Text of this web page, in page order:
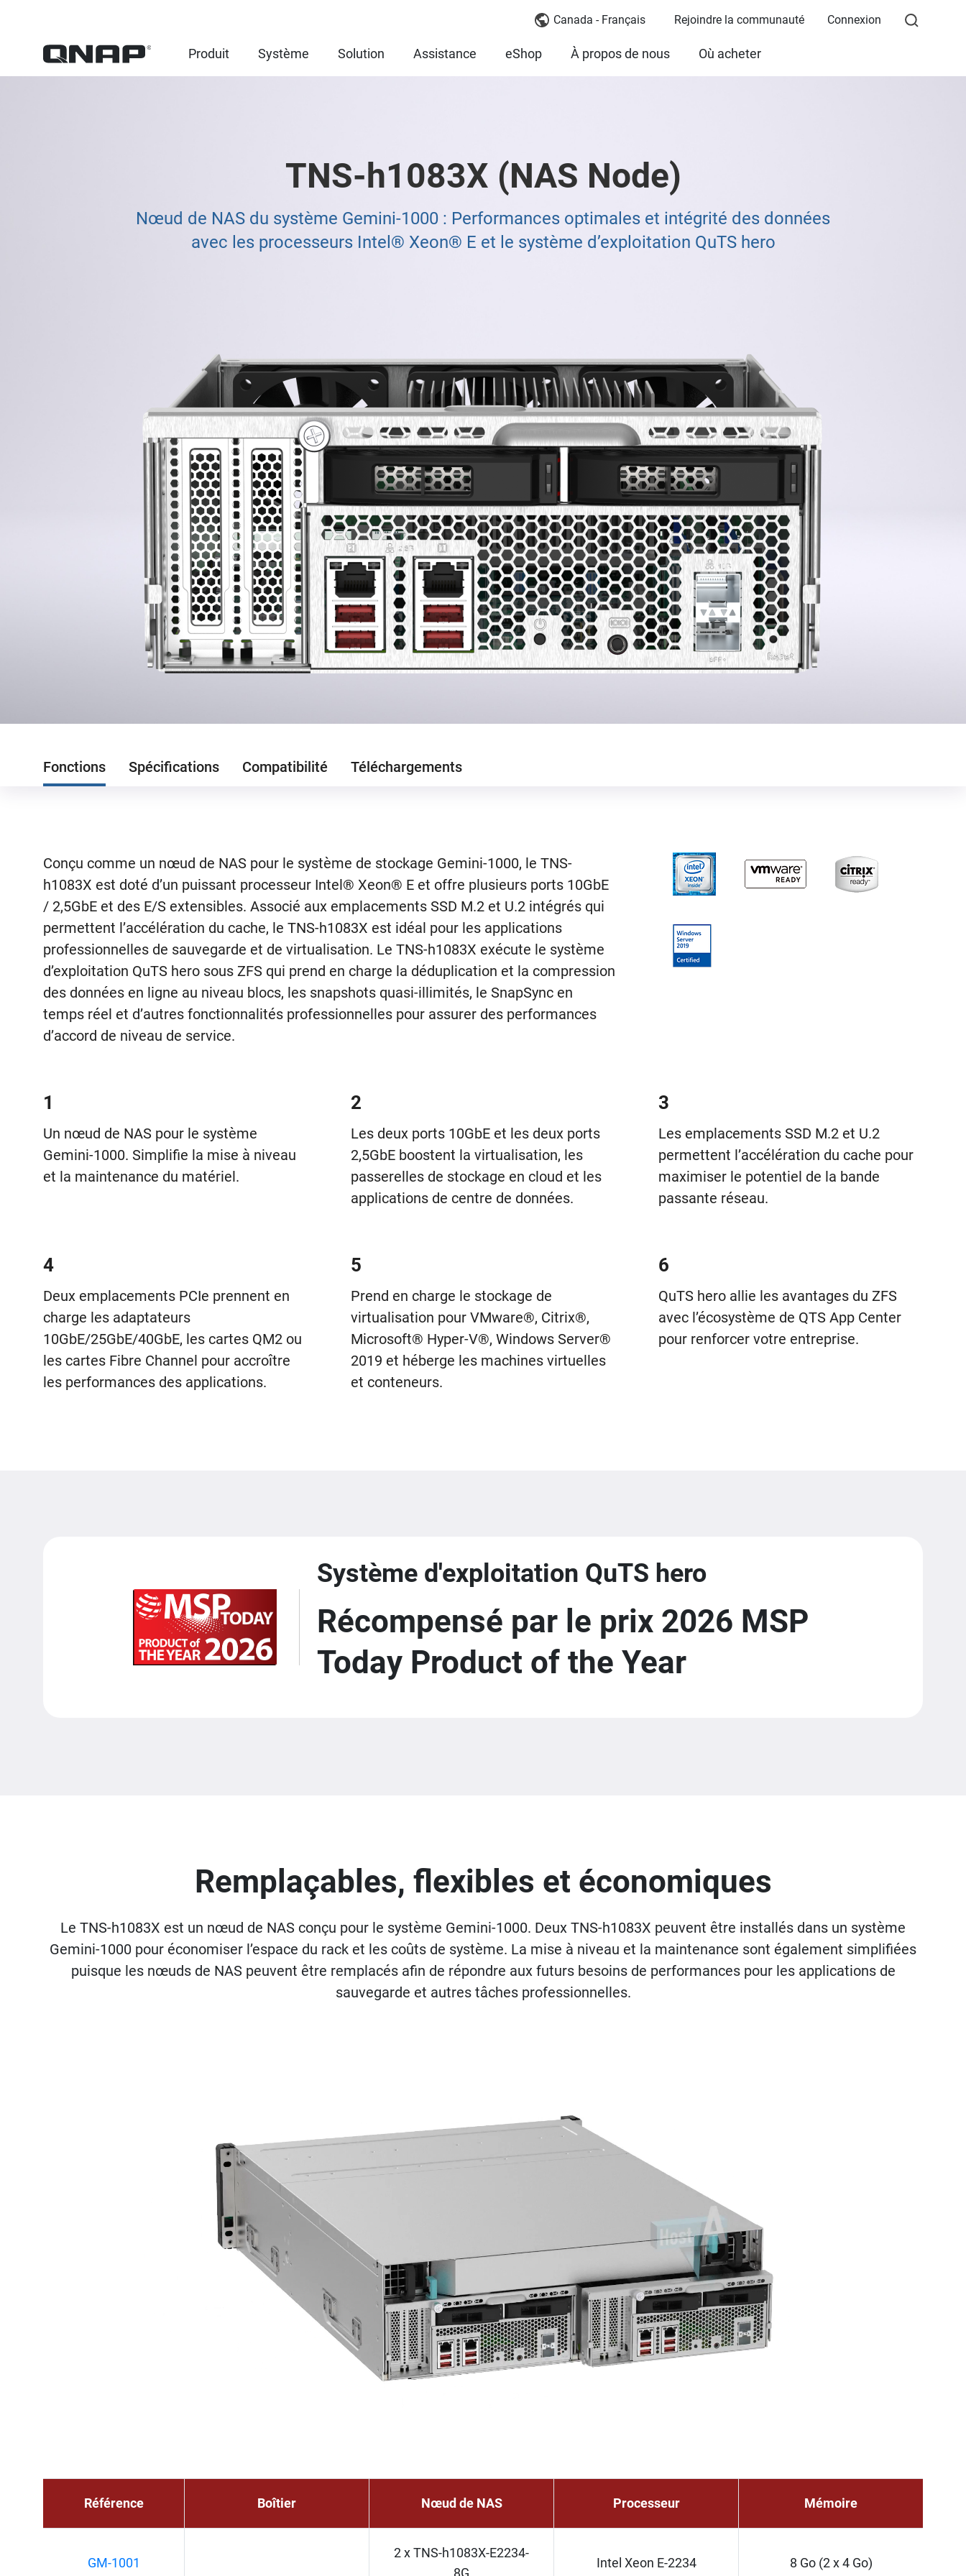
Canada - Français Rejoindre la communauté Connexion
Produit Système Solution Assistance eShop À propos de nous Où acheter
TNS-h1083X (NAS Node)
Nœud de NAS du système Gemini-1000 : Performances optimales et intégrité des données
avec les processeurs Intel® Xeon® E et le système d’exploitation QuTS hero
Fonctions Spécifications Compatibilité Téléchargements
Conçu comme un nœud de NAS pour le système de stockage Gemini-1000, le TNS-
h1083X est doté d’un puissant processeur Intel® Xeon® E et offre plusieurs ports 10GbE
/ 2,5GbE et des E/S extensibles. Associé aux emplacements SSD M.2 et U.2 intégrés qui
permettent l’accélération du cache, le TNS-h1083X est idéal pour les applications
professionnelles de sauvegarde et de virtualisation. Le TNS-h1083X exécute le système
d’exploitation QuTS hero sous ZFS qui prend en charge la déduplication et la compression
des données en ligne au niveau blocs, les snapshots quasi-illimités, le SnapSync en
temps réel et d’autres fonctionnalités professionnelles pour assurer des performances
d’accord de niveau de service.
1
Un nœud de NAS pour le système
Gemini-1000. Simplifie la mise à niveau
et la maintenance du matériel.
2
Les deux ports 10GbE et les deux ports
2,5GbE boostent la virtualisation, les
passerelles de stockage en cloud et les
applications de centre de données.
3
Les emplacements SSD M.2 et U.2
permettent l’accélération du cache pour
maximiser le potentiel de la bande
passante réseau.
4
Deux emplacements PCIe prennent en
charge les adaptateurs
10GbE/25GbE/40GbE, les cartes QM2 ou
les cartes Fibre Channel pour accroître
les performances des applications.
5
Prend en charge le stockage de
virtualisation pour VMware®, Citrix®,
Microsoft® Hyper-V®, Windows Server®
2019 et héberge les machines virtuelles
et conteneurs.
6
QuTS hero allie les avantages du ZFS
avec l’écosystème de QTS App Center
pour renforcer votre entreprise.
Système d'exploitation QuTS hero
Récompensé par le prix 2026 MSP
Today Product of the Year
Remplaçables, flexibles et économiques
Le TNS-h1083X est un nœud de NAS conçu pour le système Gemini-1000. Deux TNS-h1083X peuvent être installés dans un système
Gemini-1000 pour économiser l’espace du rack et les coûts de système. La mise à niveau et la maintenance sont également simplifiées
puisque les nœuds de NAS peuvent être remplacés afin de répondre aux futurs besoins de performances pour les applications de
sauvegarde et autres tâches professionnelles.
Référence Boîtier Nœud de NAS Processeur Mémoire
GM-1001
2 x TNS-h1083X-E2234-
8G
Intel Xeon E-2234 8 Go (2 x 4 Go)